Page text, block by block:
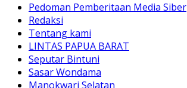
Pedoman Pemberitaan Media Siber
Redaksi
Tentang kami
LINTAS PAPUA BARAT
Seputar Bintuni
Sasar Wondama
Manokwari Selatan